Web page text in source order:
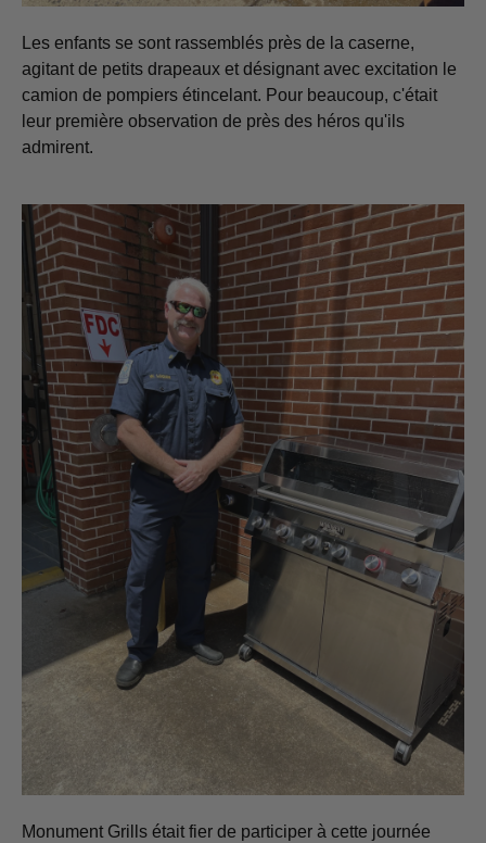
Les enfants se sont rassemblés près de la caserne,
agitant de petits drapeaux et désignant avec excitation le
camion de pompiers étincelant. Pour beaucoup, c'était
leur première observation de près des héros qu'ils
admirent.
Monument Grills était fier de participer à cette journée